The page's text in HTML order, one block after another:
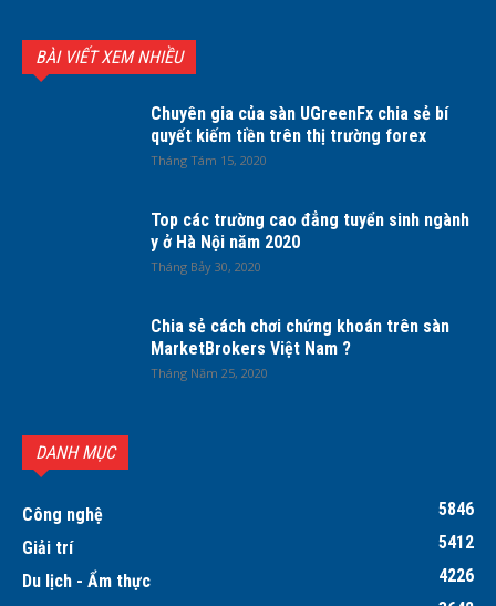
BÀI VIẾT XEM NHIỀU
Chuyên gia của sàn UGreenFx chia sẻ bí
quyết kiếm tiền trên thị trường forex
Tháng Tám 15, 2020
Top các trường cao đẳng tuyển sinh ngành
y ở Hà Nội năm 2020
Tháng Bảy 30, 2020
Chia sẻ cách chơi chứng khoán trên sàn
MarketBrokers Việt Nam ?
Tháng Năm 25, 2020
DANH MỤC
Công nghệ
5846
Giải trí
5412
Du lịch - Ẩm thực
4226